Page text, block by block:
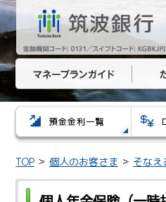
TOP 個人のお客さま そなえ